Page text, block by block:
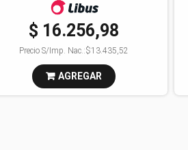
$ 16.256,98
Precio S/Imp. Nac.:$13.435,52
AGREGAR